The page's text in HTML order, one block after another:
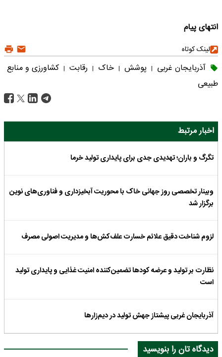
انتهای پیام
لینک کوتاه
آذربایجان غربی | پوشش | خاک | رقابت | کشاورزی و منابع
طبیعی
اخبار مرتبط
تگرگ و باران؛ تهدیدی جدی برای پایداری تولید خرما
وبینار تخصصی روز جهانی خاک با محوریت آبخیزداری و فناوری‌های نوین
برگزار شد
لزوم شناخت دقیق علائم خسارت علف‌کش‌ها و مدیریت اصولی مصرف
نظارت بر تولید و عرضه کودها تضمین‌کننده امنیت غذایی و پایداری تولید
است
آذربایجان غربی پیشتاز جهش تولید در دیم‌زارها
دیدگاه تان را بنویسید